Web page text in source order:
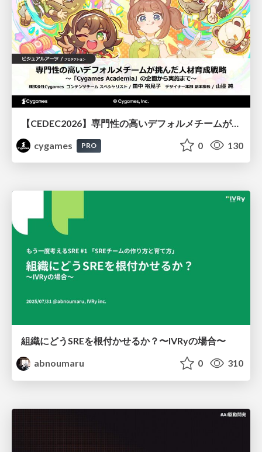
【CEDEC2026】専門性の高いデフォルメチームが挑んだ人材育成戦略 〜Cygames Academiaの企画から実施まで〜
cygames
PRO 0 130
組織にどうSREを根付かせるか？〜IVRyの場合〜
abnoumaru
0 310